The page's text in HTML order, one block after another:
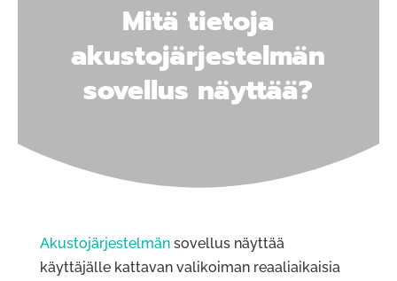
Mitä tietoja
akustojärjestelmän
sovellus näyttää?
Akustojärjestelmänsovellus näyttää
käyttäjälle kattavan valikoiman reaaliaikaisia